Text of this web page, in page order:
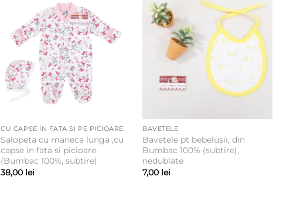
CU CAPSE IN FATA SI PE PICIOARE
Salopeta cu maneca lunga ,cu
capse in fata si picioare
(Bumbac 100%, subtire)
38,00 lei
BAVETELE
Bavețele pt bebelușii, din
Bumbac 100% (subtire),
nedublate
7,00 lei